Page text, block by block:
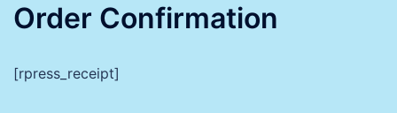
Order Confirmation
[rpress_receipt]